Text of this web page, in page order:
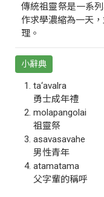
傳統祖靈祭是一系
作求學濃縮為一天
理。
小辭典
ta‘avalra
勇士成年禮
molapangolai
祖靈祭
asavasavahe
男性青年
atamatama
父字輩的稱呼